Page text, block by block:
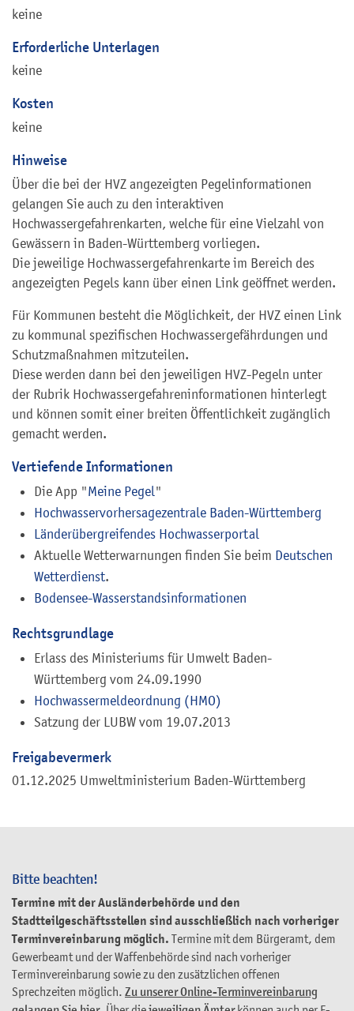
Bitte beachten!
Termine mit der Ausländerbehörde und den
Stadtteilgeschäftsstellen sind ausschließlich nach vorheriger
Terminvereinbarung möglich. Termine mit dem Bürgeramt, dem
Gewerbeamt und der Waffenbehörde sind nach vorheriger
Terminvereinbarung sowie zu den zusätzlichen offenen
Sprechzeiten möglich. Zu unserer Online-Terminvereinbarung
keine
Erforderliche Unterlagen
keine
Kosten
keine
Hinweise
Über die bei der HVZ angezeigten Pegelinformationen
gelangen Sie auch zu den interaktiven
Hochwassergefahrenkarten, welche für eine Vielzahl von
Gewässern in Baden-Württemberg vorliegen.
Die jeweilige Hochwassergefahrenkarte im Bereich des
angezeigten Pegels kann über einen Link geöffnet werden.
Für Kommunen besteht die Möglichkeit, der HVZ einen Link
zu kommunal spezifischen Hochwassergefährdungen und
Schutzmaßnahmen mitzuteilen.
Diese werden dann bei den jeweiligen HVZ-Pegeln unter
der Rubrik Hochwassergefahreninformationen hinterlegt
und können somit einer breiten Öffentlichkeit zugänglich
gemacht werden.
Vertiefende Informationen
Die App "Meine Pegel "
Hochwasservorhersagezentrale Baden-Württemberg
Länderübergreifendes Hochwasserportal
Aktuelle Wetterwarnungen finden Sie beim Deutschen
Wetterdienst.
Bodensee-Wasserstandsinformationen
Rechtsgrundlage
Erlass des Ministeriums für Umwelt Baden-
Württemberg vom 24.09.1990
Hochwassermeldeordnung (HMO)
Satzung der LUBW vom 19.07.2013
Freigabevermerk
01.12.2025 Umweltministerium Baden-Württemberg